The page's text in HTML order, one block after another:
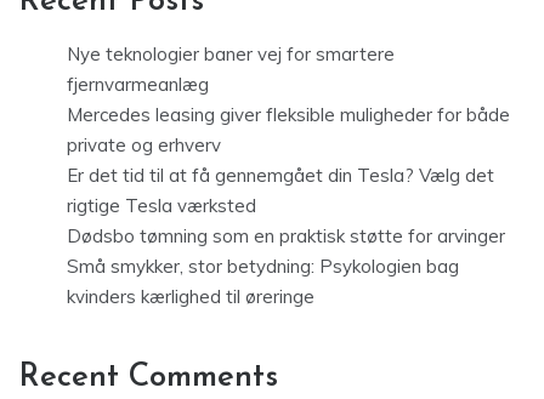
Nye teknologier baner vej for smartere
fjernvarmeanlæg
Mercedes leasing giver fleksible muligheder for både
private og erhverv
Er det tid til at få gennemgået din Tesla? Vælg det
rigtige Tesla værksted
Dødsbo tømning som en praktisk støtte for arvinger
Små smykker, stor betydning: Psykologien bag
kvinders kærlighed til øreringe
Recent Comments